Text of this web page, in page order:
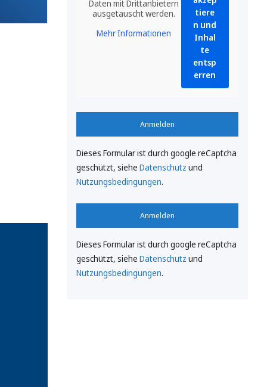
Daten mit Drittanbietern
ausgetauscht werden.
Mehr Informationen
tiere
n und
Inhal
te
entsp
erren
Anmelden
Dieses Formular ist durch google reCaptcha
geschützt, siehe Datenschutz und
Nutzungsbedingungen.
Anmelden
Dieses Formular ist durch google reCaptcha
geschützt, siehe Datenschutz und
Nutzungsbedingungen.